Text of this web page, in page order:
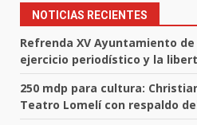
NOTICIAS RECIENTES
Refrenda XV Ayuntamiento
ejercicio periodístico y la
250 mdp para cultura:
Teatro Lomelí con respaldo